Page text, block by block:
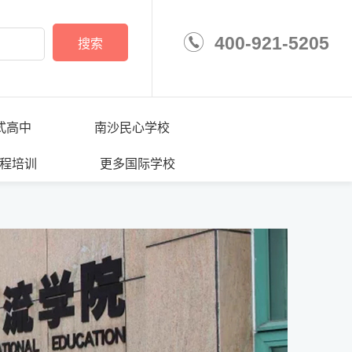
搜索 400-921-5205
高中 南沙民心学校
培训 更多国际学校